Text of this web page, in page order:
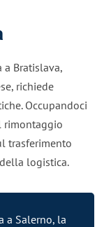
a Bratislava,
richiede
Occupandoci
rimontaggio
trasferimento
logistica.
a Salerno, la